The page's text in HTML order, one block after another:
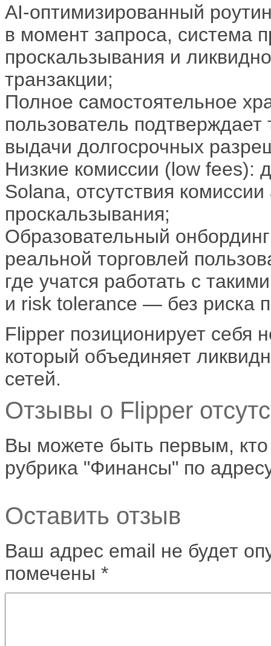
AI-оптимизированный
в момент запроса, система
проскальзывания и
транзакции;
Полное самостоятельное
пользователь подтверждает
выдачи долгосрочных
Низкие комиссии (low fees):
Solana, отсутствия
проскальзывания;
Образовательный
реальной торговлей
где учатся работать с
и risk tolerance — без риска
Flipper позиционирует себя
который объединяет
сетей.
Отзывы о Flipper
Вы можете быть первым,
рубрика "Финансы" по
Оставить отзыв
Ваш адрес email не будет
помечены *